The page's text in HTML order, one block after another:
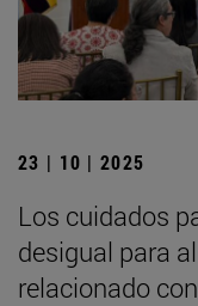
23 | 10 | 2025
Los cuidados
desigual para
relacionado